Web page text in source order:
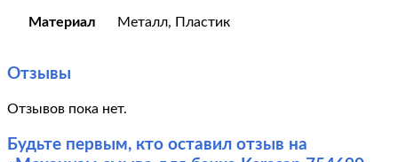
Материал Металл, Пластик
Отзывы
Отзывов пока нет.
Будьте первым, кто оставил отзыв на